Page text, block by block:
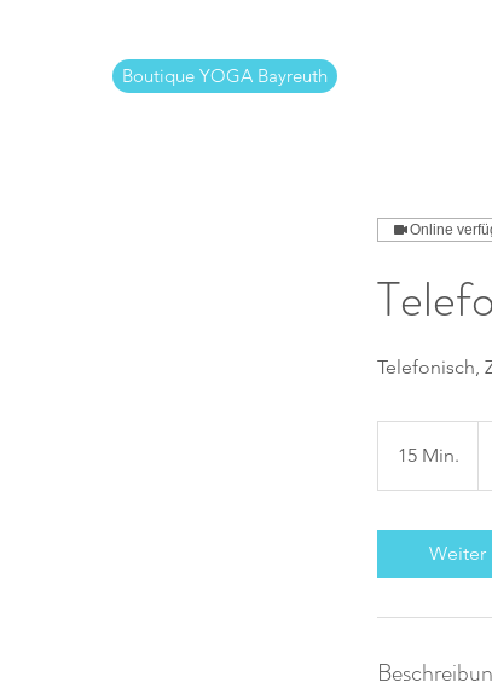
Boutique YOGA Bayreuth
Online
Telefonisch,
15 Min.
i
Weiter